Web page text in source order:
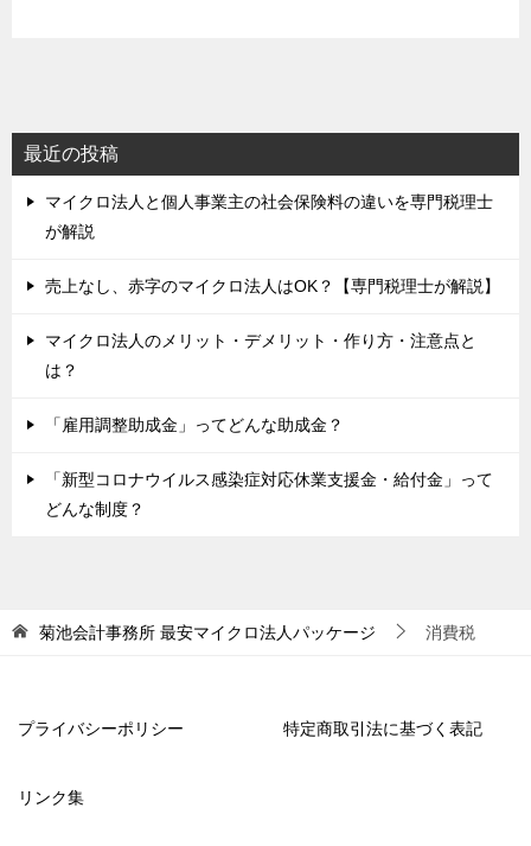
最近の投稿
マイクロ法人と個人事業主の社会保険料の違いを専門税理士
が解説
売上なし、赤字のマイクロ法人はOK？【専門税理士が解説】
マイクロ法人のメリット・デメリット・作り方・注意点と
は？
「雇用調整助成金」ってどんな助成金？
「新型コロナウイルス感染症対応休業支援金・給付金」って
どんな制度？
菊池会計事務所 最安マイクロ法人パッケージ 消費税
プライバシーポリシー 特定商取引法に基づく表記
リンク集